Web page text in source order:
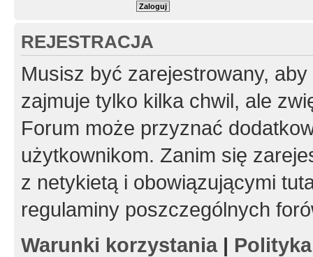
REJESTRACJA
Musisz być zarejestrowany,
zajmuje tylko kilka chwil, ale
Forum może przyznać
użytkownikom. Zanim się
z netykietą i obowiązującymi
regulaminy poszczególnych
Warunki korzystania|